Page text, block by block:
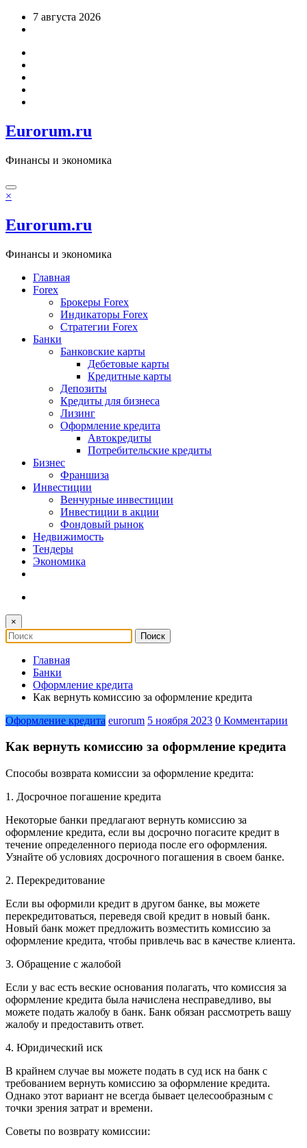
Перейти7 августа 2026
Eurorum.ru
Финансы и экономика
×
Eurorum.ru
Финансы и экономика
Главная
Forex
Брокеры Forex
Индикаторы Forex
Стратегии Forex
Банки
Банковские карты
Дебетовые карты
Кредитные карты
Депозиты
Кредиты для бизнеса
Лизинг
Оформление кредита
Автокредиты
Потребительские кредиты
Бизнес
Франшиза
Инвестиции
Венчурные инвестиции
Инвестиции в акции
Фондовый рынок
Недвижимость
Тендеры
Экономика
×
Главная
Банки
Оформление кредита
Как вернуть комиссию за оформление кредита
Оформление кредита eurorum 5 ноября 2023 0 Комментарии
Как вернуть комиссию за оформление кредита
Способы возврата комиссии за оформление кредита:
1. Досрочное погашение кредита
Некоторые банки предлагают вернуть комиссию за
оформление кредита, если вы досрочно погасите кредит в
течение определенного периода после его оформления.
Узнайте об условиях досрочного погашения в своем банке.
2. Перекредитование
Если вы оформили кредит в другом банке, вы можете
перекредитоваться, переведя свой кредит в новый банк.
Новый банк может предложить возместить комиссию за
оформление кредита, чтобы привлечь вас в качестве клиента.
3. Обращение с жалобой
Если у вас есть веские основания полагать, что комиссия за
оформление кредита была начислена несправедливо, вы
можете подать жалобу в банк. Банк обязан рассмотреть вашу
жалобу и предоставить ответ.
4. Юридический иск
В крайнем случае вы можете подать в суд иск на банк с
требованием вернуть комиссию за оформление кредита.
Однако этот вариант не всегда бывает целесообразным с
точки зрения затрат и времени.
Советы по возврату комиссии: